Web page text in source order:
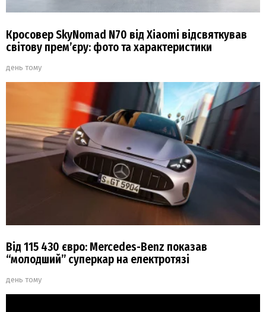
Кросовер SkyNomad N70 від Xiaomi відсвяткував
світову прем’єру: фото та характеристики
день тому
Від 115 430 євро: Mercedes-Benz показав
“молодший” суперкар на електротязі
день тому